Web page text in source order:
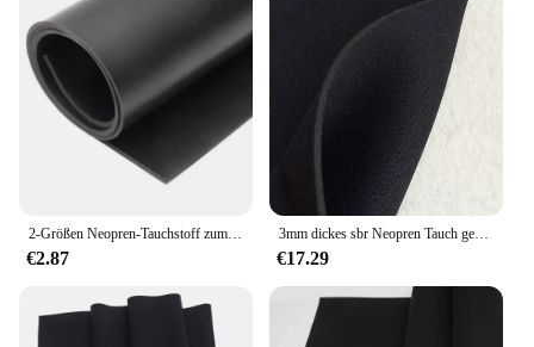
€2.87
3mm dickes sbr Neopren Tauch gewebe doppelseitiges Verbund tuch zum Tauchen Stoßdämpfer Neopren anzüge 50x cm
€17.29